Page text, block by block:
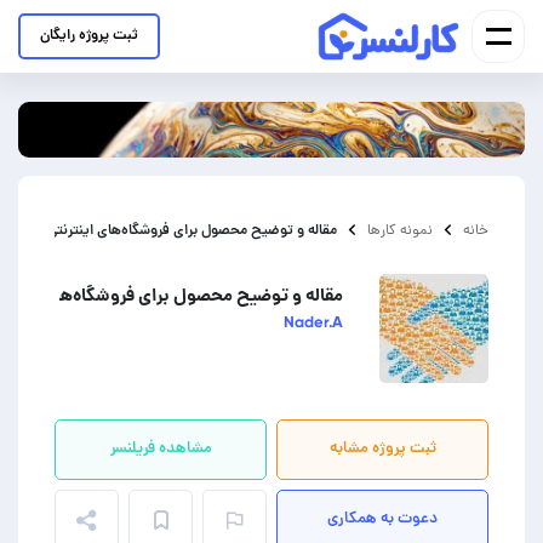
ثبت پروژه رایگان
خانه نمونه کارها مقاله و توضیح محصول برای فروشگاه‌های اینترنتی پوشاک
مقاله و توضیح محصول برای فروشگاه‌های
Nader.A
ثبت پروژه مشابه
دعوت به همکاری
مشاهده فریلنسر